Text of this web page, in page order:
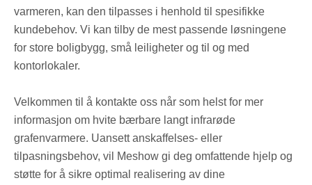
varmeren, kan den tilpasses i henhold til spesifikke
kundebehov. Vi kan tilby de mest passende løsningene
for store boligbygg, små leiligheter og til og med
kontorlokaler.
Velkommen til å kontakte oss når som helst for mer
informasjon om hvite bærbare langt infrarøde
grafenvarmere. Uansett anskaffelses- eller
tilpasningsbehov, vil Meshow gi deg omfattende hjelp og
støtte for å sikre optimal realisering av dine